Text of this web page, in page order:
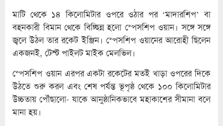
মাটি থেকে ১৪ কিলোমিটার ওপরে ওঠার পর ‘মাদারশিপ’ বা
বহনকারী বিমান থেকে বিচ্ছিন্ন হলো স্পেসশিপ ওয়ান। সঙ্গে সঙ্গে
জ্বলে উঠল তার রকেট ইঞ্জিন। স্পেসশিপ ওয়ানের আরোহী ছিলেন
একজনই, টেস্ট পাইলট মাইক মেলভিল।
স্পেসশিপ ওয়ান এরপর একটা রকেটের মতই খাড়া ওপরের দিকে
উঠতে শুরু করল এবং শেষ পর্যন্ত ভূপৃষ্ঠ থেকে ১০০ কিলোমিটার
উচ্চতায় পৌঁছালো- যাকে আনুষ্ঠানিকভাবে মহাকাশের সীমানা বলে
মানা হয়।